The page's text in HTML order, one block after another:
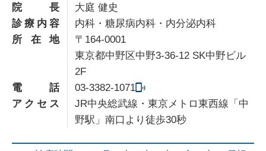
院長
大庭 健史
診療内容
内科・糖尿病内科・内分泌内科
所在地
〒164-0001
東京都中野区中野3-36-12 SK中野ビル
2F
電話
03-3382-1071
アクセス
JR中央総武線・東京メトロ東西線「中
野駅」南口より徒歩30秒